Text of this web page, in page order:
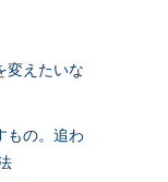
変えたいな
もの。追わ